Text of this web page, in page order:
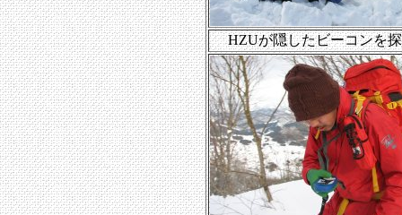
HZUが隠したビーコンを